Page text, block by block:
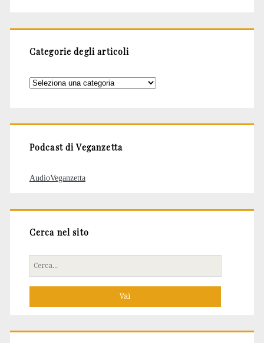
Categorie degli articoli
Categorie
Podcast di Veganzetta
AudioVeganzetta
Cerca nel sito
Cerca
per: